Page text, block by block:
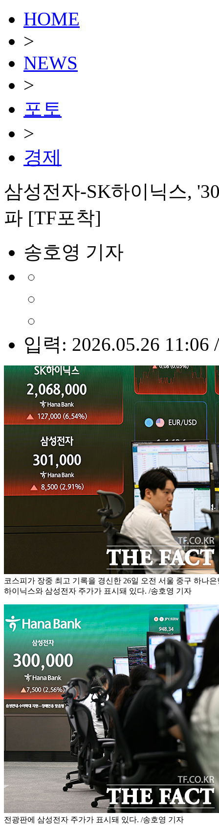
HOME
>
NEWS
>
포토
>
경제
삼성전자-SK하이닉스,
파 [TF포착]
송호영 기자
입력: 2026.05.26 11:06
코스피가 장중 최고 기록을 경신한 26일 오전 서울 중구 하나
하이닉스와 삼성전자 주가가 표시돼 있다. /송호영 기자
전광판에 삼성전자 주가가 표시돼 있다. /송호영 기자